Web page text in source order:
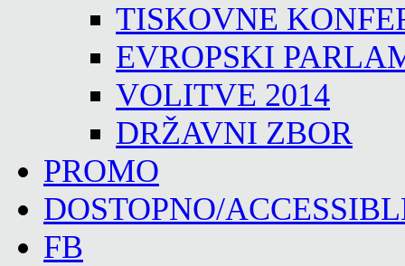
TISKOVNE
EVROPSKI
VOLITVE 2014
DRŽAVNI ZBOR
PROMO
DOSTOPNO/
FB